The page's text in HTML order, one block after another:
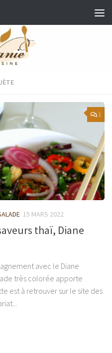
1
15 MARS 2022
thaï, Diane
avec le Diane
très colorée apporte
est à retrouver sur le site des